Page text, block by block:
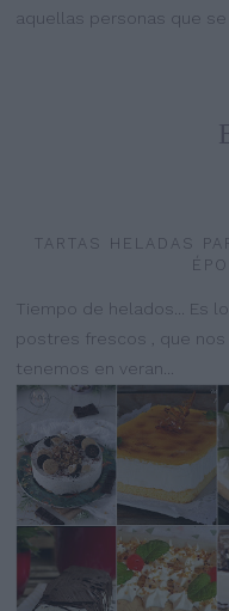
aquellas personas que
TARTAS HELADAS
Tiempo de helados... Es
postres frescos , que
tenemos en veran...